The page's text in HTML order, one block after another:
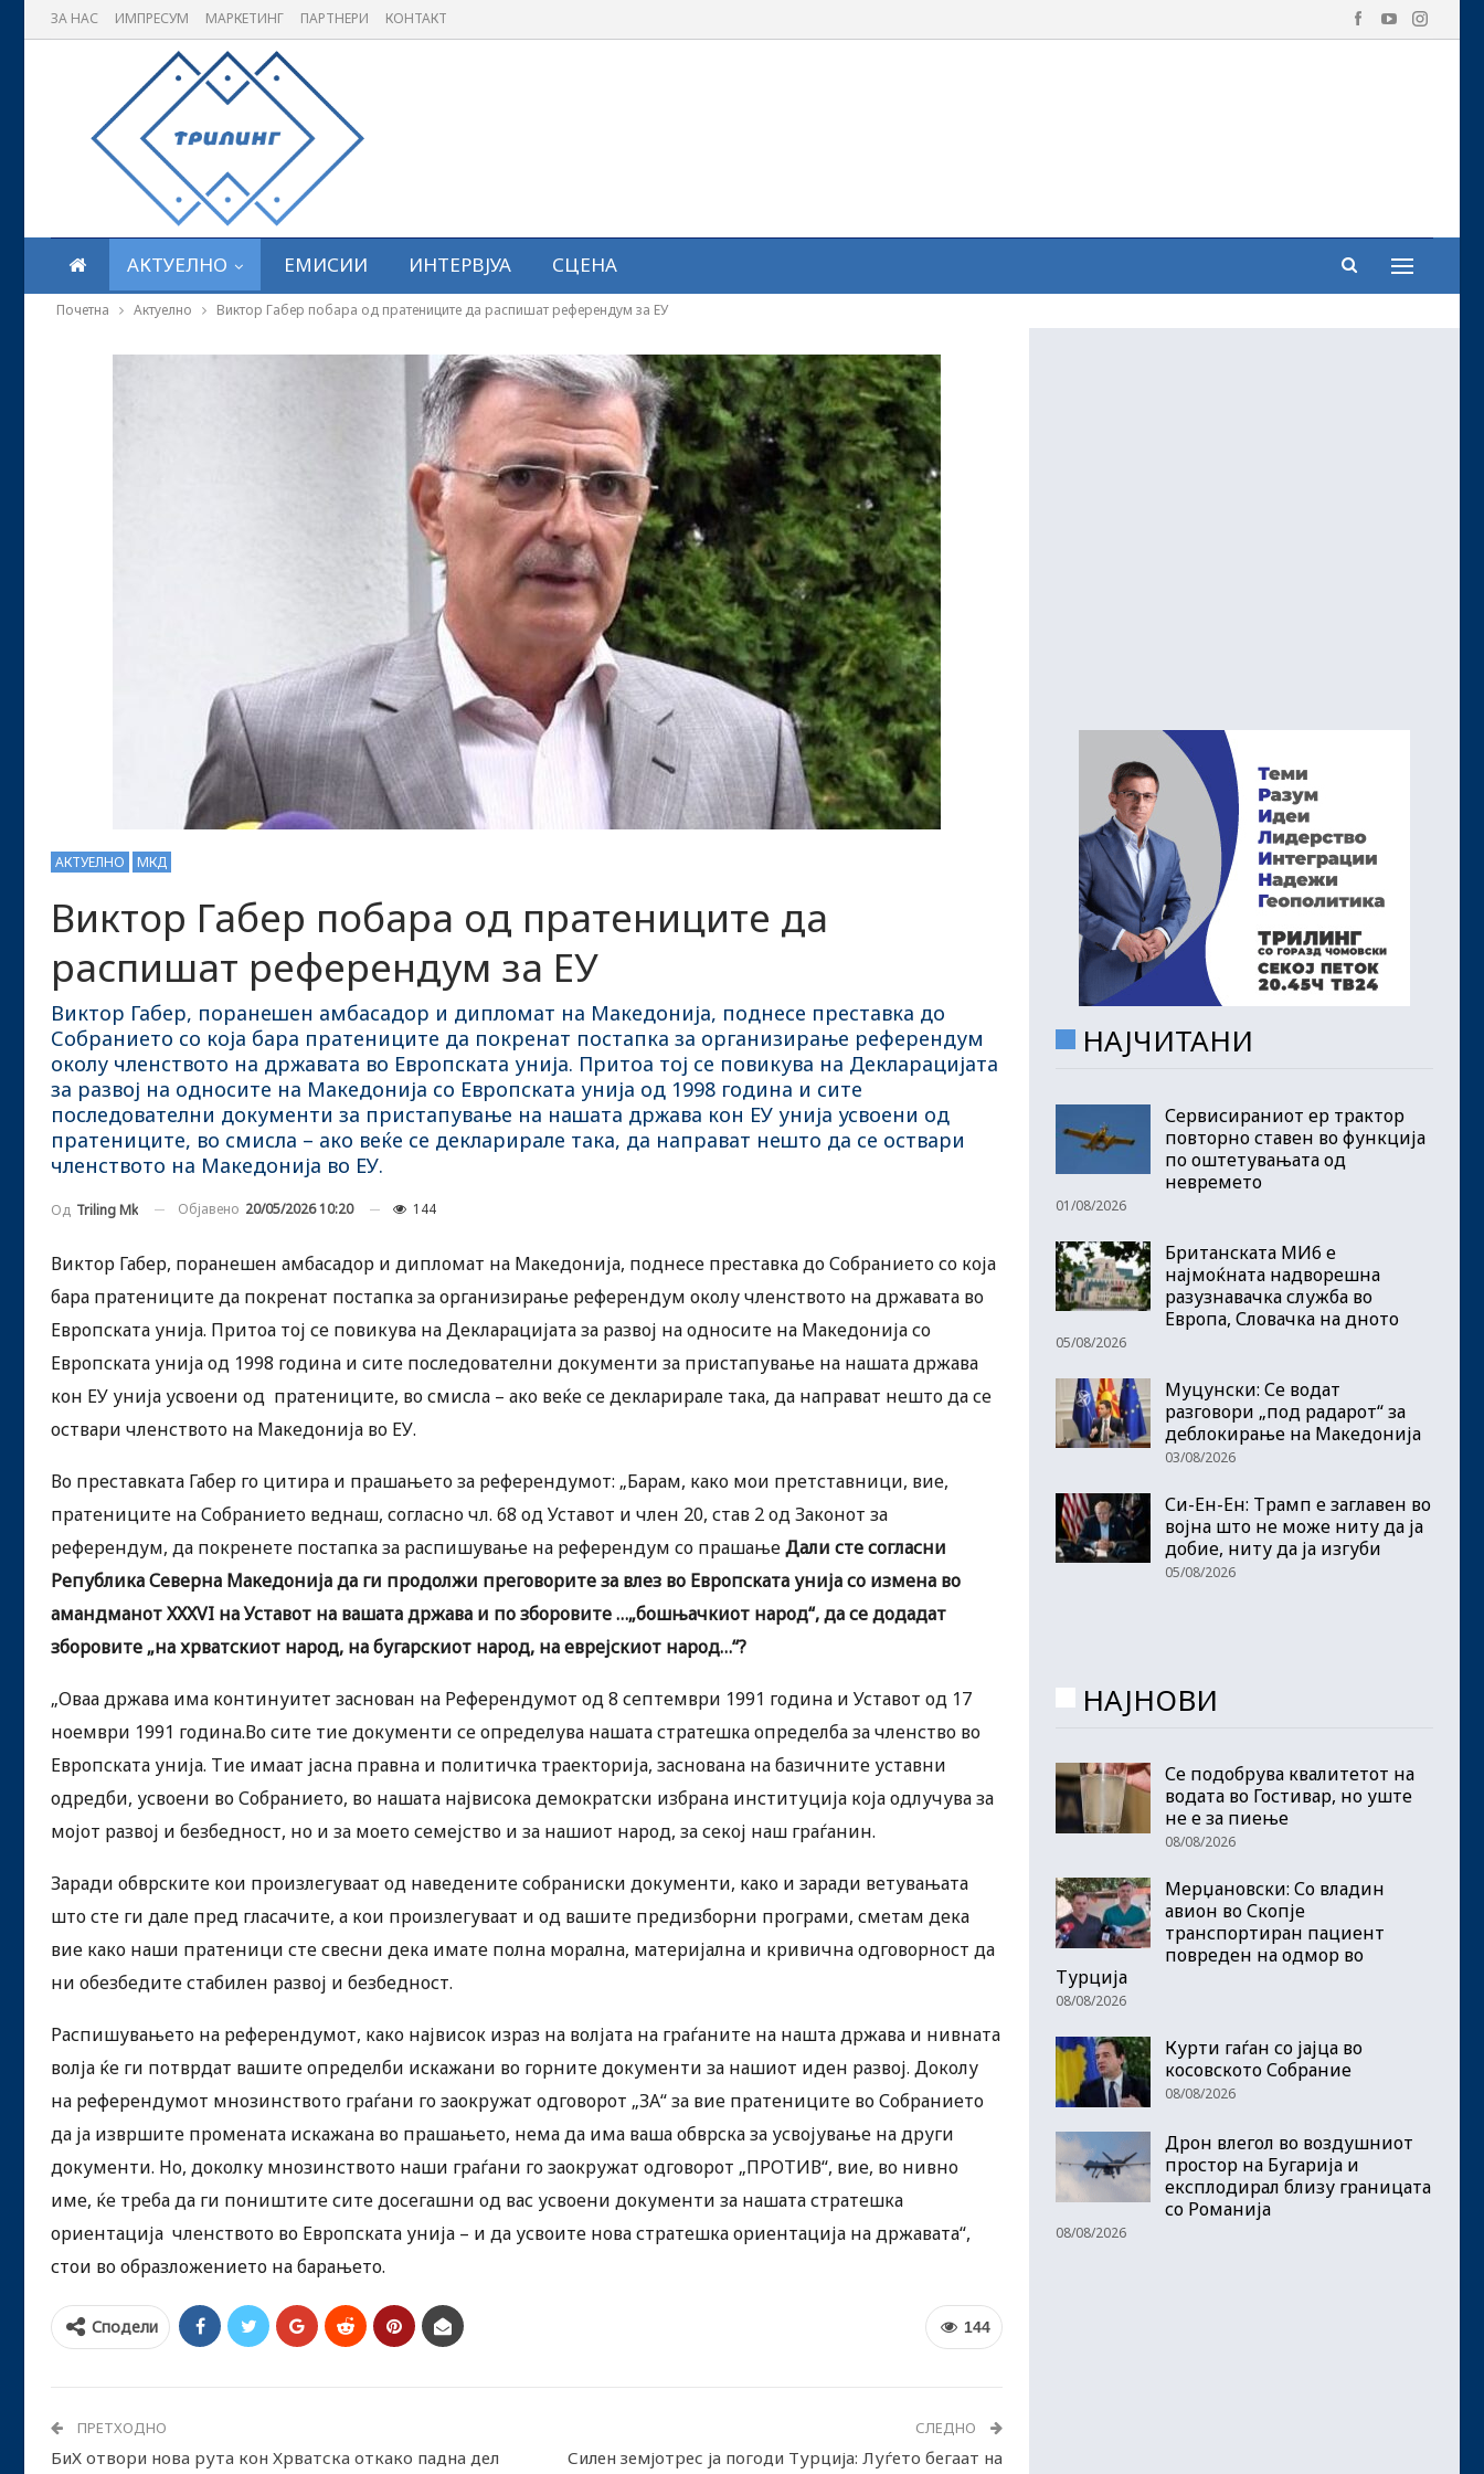
ЗА НАС ИМПРЕСУМ МАРКЕТИНГ ПАРТНЕРИ КОНТАКТ
АКТУЕЛНО ЕМИСИИ ИНТЕРВЈУА СЦЕНА
Почетна Актуелно Виктор Габер побара од пратениците да распишат референдум за ЕУ
АКТУЕЛНО МКД
Виктор Габер побара од пратениците да
распишат референдум за ЕУ
Виктор Габер, поранешен амбасадор и дипломат на Македонија, поднесе преставка до
Собранието со која бара пратениците да покренат постапка за организирање референдум
околу членството на државата во Европската унија. Притоа тој се повикува на Декларацијата
за развој на односите на Македонија со Европската унија од 1998 година и сите
последователни документи за пристапување на нашата држава кон ЕУ унија усвоени од
пратениците, во смисла – ако веќе се декларирале така, да направат нешто да се оствари
членството на Македонија во ЕУ.
Од Triling Mk Објавено 20/05/2026 10:20 144
Виктор Габер, поранешен амбасадор и дипломат на Македонија, поднесе преставка до Собранието со која
бара пратениците да покренат постапка за организирање референдум околу членството на државата во
Европската унија. Притоа тој се повикува на Декларацијата за развој на односите на Македонија со
Европската унија од 1998 година и сите последователни документи за пристапување на нашата држава
кон ЕУ унија усвоени од пратениците, во смисла – ако веќе се декларирале така, да направат нешто да се
оствари членството на Македонија во ЕУ.
Во преставката Габер го цитира и прашањето за референдумот: „Барам, како мои претставници, вие,
пратениците на Собранието веднаш, согласно чл. 68 од Уставот и член 20, став 2 од Законот за
референдум, да покренете постапка за распишување на референдум со прашањеДали сте согласни
Република Северна Македонија да ги продолжи преговорите за влез во Европската унија со измена во
амандманот XXXVI на Уставот на вашата држава и по зборовите …„бошњачкиот народ“, да се додадат
зборовите „на хрватскиот народ, на бугарскиот народ, на еврејскиот народ…“?
„Оваа држава има континуитет заснован на Референдумот од 8 септември 1991 година и Уставот од 17
ноември 1991 година.Во сите тие документи се определува нашата стратешка определба за членство во
Европската унија. Тие имаат јасна правна и политичка траекторија, заснована на базичните уставни
одредби, усвоени во Собранието, во нашата највисока демократски избрана институција која одлучува за
мојот развој и безбедност, но и за моето семејство и за нашиот народ, за секој наш граѓанин.
Заради обврските кои произлегуваат од наведените собраниски документи, како и заради ветувањата
што сте ги дале пред гласачите, а кои произлегуваат и од вашите предизборни програми, сметам дека
вие како наши пратеници сте свесни дека имате полна морална, материјална и кривична одговорност да
ни обезбедите стабилен развој и безбедност.
Распишувањето на референдумот, како највисок израз на волјата на граѓаните на нашта држава и нивната
волја ќе ги потврдат вашите определби искажани во горните документи за нашиот иден развој. Доколу
на референдумот мнозинството граѓани го заокружат одговорот „ЗА“ за вие пратениците во Собранието
да ја извршите промената искажана во прашањето, нема да има ваша обврска за усвојување на други
документи. Но, доколку мнозинството наши граѓани го заокружат одговорот „ПРОТИВ“, вие, во нивно
име, ќе треба да ги поништите сите досегашни од вас усвоени документи за нашата стратешка
ориентација членството во Европската унија – и да усвоите нова стратешка ориентација на државата“,
стои во образложението на барањето.
144
Сподели
ПРЕТХОДНО
БиХ отвори нова рута кон Хрватска откако падна дел
СЛЕДНО
Силен земјотрес ја погоди Турција: Луѓето бегаат на
НАЈЧИТАНИ
Сервисираниот ер трактор
повторно ставен во функција
по оштетувањата од
невремето
01/08/2026
Британската МИ6 е
најмоќната надворешна
разузнавачка служба во
Европа, Словачка на дното
05/08/2026
Муцунски: Се водат
разговори „под радарот“ за
деблокирање на Македонија
03/08/2026
Си-Ен-Ен: Трамп е заглавен во
војна што не може ниту да ја
добие, ниту да ја изгуби
05/08/2026
НАЈНОВИ
Се подобрува квалитетот на
водата во Гостивар, но уште
не е за пиење
08/08/2026
Мерџановски: Со владин
авион во Скопје
транспортиран пациент
повреден на одмор во
Турција
08/08/2026
Курти гаѓан со јајца во
косовското Собрание
08/08/2026
Дрон влегол во воздушниот
простор на Бугарија и
експлодирал близу границата
со Романија
08/08/2026